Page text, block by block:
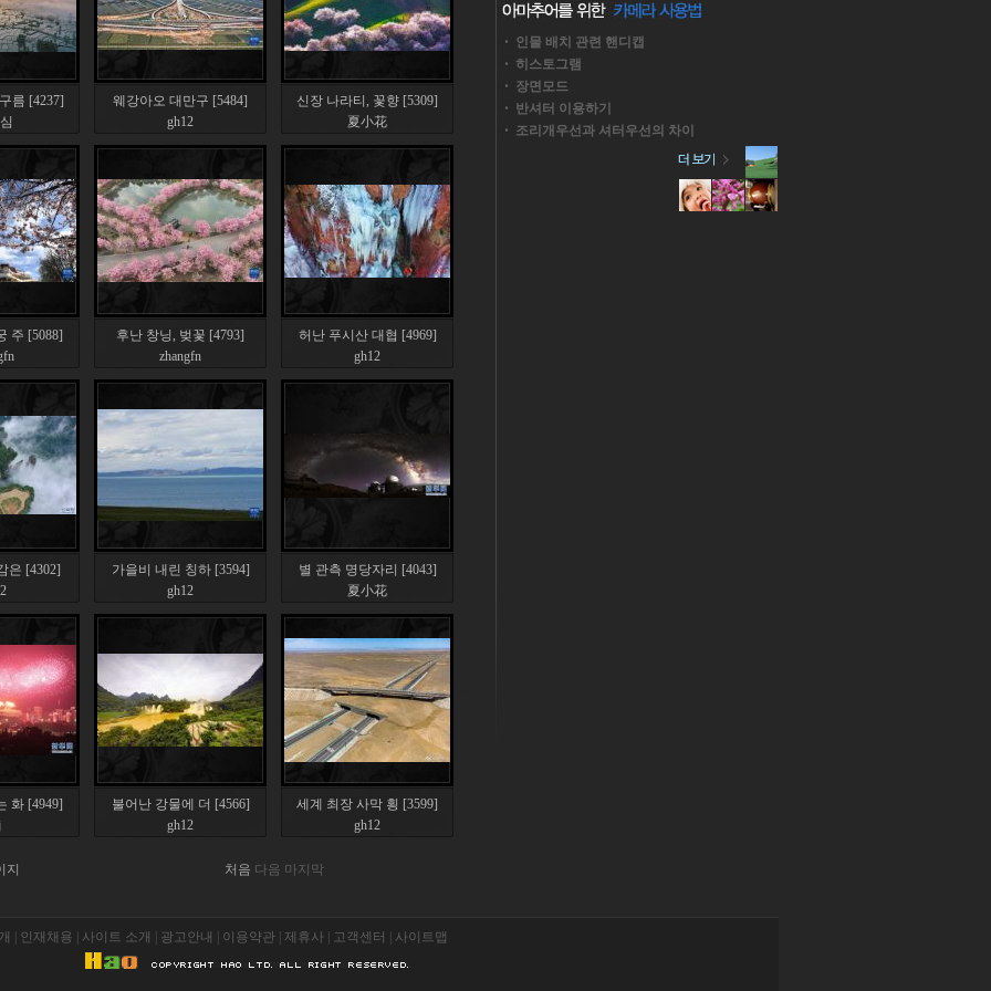
름 [4237]
웨강아오 대만구 [5484]
gh12
신장 나라티, 꽃향 [5309]
夏小花
주 [5088]
후난 창닝, 벚꽃 [4793]
zhangfn
허난 푸시산 대협 [4969]
gh12
은 [4302]
가을비 내린 칭하 [3594]
gh12
별 관측 명당자리 [4043]
夏小花
화 [4949]
불어난 강물에 더 [4566]
gh12
세계 최장 사막 횡 [3599]
gh12
지 처음 다음 마지막
인물 배치 관련 핸디캡
히스토그램
장면모드
반셔터 이용하기
조리개우선과 셔터우선의 차이
인재채용 사이트 소개 광고안내 이용약관 제휴사 고객센터 사이트맵